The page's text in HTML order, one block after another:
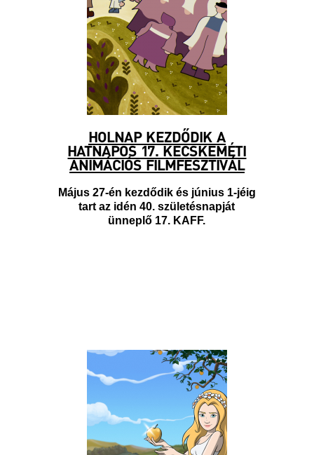
HOLNAP KEZDŐDIK A
HATNAPOS 17. KECSKEMÉTI
ANIMÁCIÓS FILMFESZTIVÁL
Május 27-én kezdődik és június 1-jéig
tart az idén 40. születésnapját
ünneplő 17. KAFF.